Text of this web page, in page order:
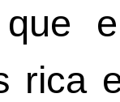
que
rica